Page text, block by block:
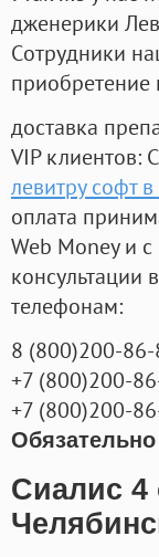
дженерики
Cотрудники
приобретение
доставка
VIP клиентов:
левитру софт
оплата
Web Money и
консультации
телефонам:
8 (800)200-86-
+7 (800)200-
+7 (800)200-
Сиалис 4